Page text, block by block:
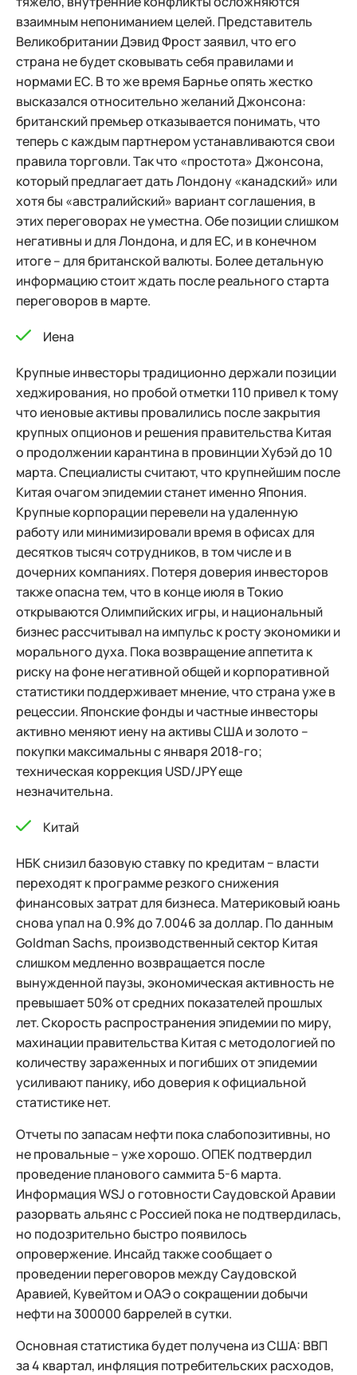
взаимным непониманием целей. Представитель
Великобритании Дэвид Фрост заявил, что его
страна не будет сковывать себя правилами и
нормами ЕС. В то же время Барнье опять жестко
высказался относительно желаний Джонсона:
британский премьер отказывается понимать, что
теперь с каждым партнером устанавливаются свои
правила торговли. Так что «простота» Джонсона,
который предлагает дать Лондону «канадский» или
хотя бы «австралийский» вариант соглашения, в
этих переговорах не уместна. Обе позиции слишком
негативны и для Лондона, и для ЕС, и в конечном
итоге – для британской валюты. Более детальную
информацию стоит ждать после реального старта
переговоров в марте.
Иена
Крупные инвесторы традиционно держали позиции
хеджирования, но пробой отметки 110 привел к тому
что иеновые активы провалились после закрытия
крупных опционов и решения правительства Китая
о продолжении карантина в провинции Хубэй до 10
марта. Специалисты считают, что крупнейшим после
Китая очагом эпидемии станет именно Япония.
Крупные корпорации перевели на удаленную
работу или минимизировали время в офисах для
десятков тысяч сотрудников, в том числе и в
дочерних компаниях. Потеря доверия инвесторов
также опасна тем, что в конце июля в Токио
открываются Олимпийских игры, и национальный
бизнес рассчитывал на импульс к росту экономики и
морального духа. Пока возвращение аппетита к
риску на фоне негативной общей и корпоративной
статистики поддерживает мнение, что страна уже в
рецессии. Японские фонды и частные инвесторы
активно меняют иену на активы США и золото –
покупки максимальны с января 2018-го;
техническая коррекция USD/JPY еще
незначительна.
Китай
НБК снизил базовую ставку по кредитам − власти
переходят к программе резкого снижения
финансовых затрат для бизнеса. Материковый юань
снова упал на 0.9% до 7.0046 за доллар. По данным
Goldman Sachs, производственный сектор Китая
слишком медленно возвращается после
вынужденной паузы, экономическая активность не
превышает 50% от средних показателей прошлых
лет. Скорость распространения эпидемии по миру,
махинации правительства Китая с методологией по
количеству зараженных и погибших от эпидемии
усиливают панику, ибо доверия к официальной
статистике нет.
Отчеты по запасам нефти пока слабопозитивны, но
не провальные – уже хорошо. ОПЕК подтвердил
проведение планового саммита 5-6 марта.
Информация WSJ о готовности Саудовской Аравии
разорвать альянс с Россией пока не подтвердилась,
но подозрительно быстро появилось
опровержение. Инсайд также сообщает о
проведении переговоров между Саудовской
Аравией, Кувейтом и ОАЭ о сокращении добычи
нефти на 300000 баррелей в сутки.
Основная статистика будет получена из США: ВВП
за 4 квартал, инфляция потребительских расходов,